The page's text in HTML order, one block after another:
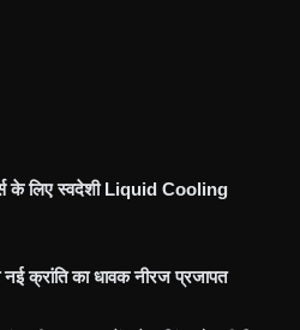
के लिए स्वदेशी Liquid Cooling
क्रांति का धावक नीरज प्रजापत